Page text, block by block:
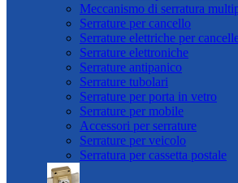
Meccanismo di serratura
Serrature per cancello
Serrature elettriche per
Serrature elettroniche
Serrature antipanico
Serrature tubolari
Serrature per porta in vetro
Serrature per mobile
Accessori per serrature
Serrature per veicolo
Serratura per cassetta postale